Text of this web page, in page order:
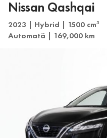
Nissan Qashqai
2023 | Hybrid | 1500 cm3
Automată | 169,000 km